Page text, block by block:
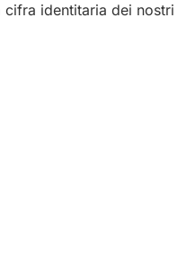
identitaria dei nostri